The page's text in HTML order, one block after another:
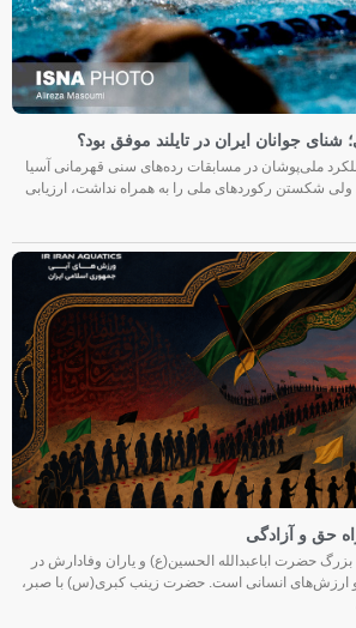
جوانان ایران در تایلند موفق بود؟
ملی‌پوشان در مسابقات رده‌های سنی قهرمانی آسیا
شد ولی شکستن رکوردهای ملی را به همراه نداشت، ارزیابی
حق و آزادگی
بزرگ حضرت اباعبدالله الحسین(ع) و یاران وفادارش در
ارزش‌های انسانی است. حضرت زینب کبری(س) با صبر،